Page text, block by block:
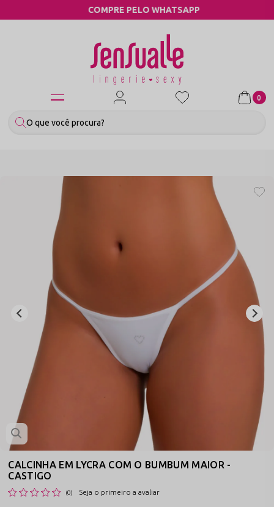
COMPRE PELO WHATSAPP
0
CALCINHA EM LYCRA COM O BUMBUM MAIOR -
CASTIGO
(0) Seja o primeiro a avaliar